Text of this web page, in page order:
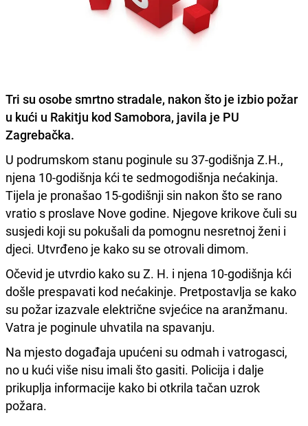
Tri su osobe smrtno stradale, nakon što je izbio požar
u kući u Rakitju kod Samobora, javila je PU
Zagrebačka.
U podrumskom stanu poginule su 37-godišnja Z.H.,
njena 10-godišnja kći te sedmogodišnja nećakinja.
Tijela je pronašao 15-godišnji sin nakon što se rano
vratio s proslave Nove godine. Njegove krikove čuli su
susjedi koji su pokušali da pomognu nesretnoj ženi i
djeci. Utvrđeno je kako su se otrovali dimom.
Očevid je utvrdio kako su Z. H. i njena 10-godišnja kći
došle prespavati kod nećakinje. Pretpostavlja se kako
su požar izazvale električne svjećice na aranžmanu.
Vatra je poginule uhvatila na spavanju.
Na mjesto događaja upućeni su odmah i vatrogasci,
no u kući više nisu imali što gasiti. Policija i dalje
prikuplja informacije kako bi otkrila tačan uzrok
požara.